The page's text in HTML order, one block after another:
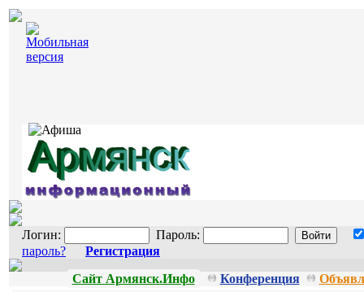
Логин:
Пароль:
пароль?
Регистрация
Сайт Армянск.Инфо
Конференция